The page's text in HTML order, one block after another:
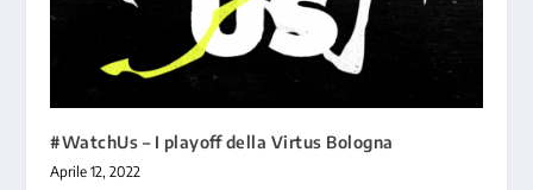
#WatchUs – I playoff della Virtus Bologna
Aprile 12, 2022